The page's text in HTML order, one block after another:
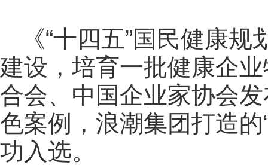
《“十四五”国民健康
建设，培育一批健康企
合会、中国企业家协会
色案例，浪潮集团打造
功入选。